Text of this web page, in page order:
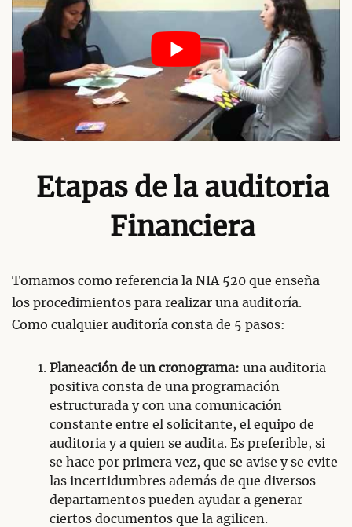
Etapas de la auditoria
Financiera
Tomamos como referencia la NIA 520 que enseña
los procedimientos para realizar una auditoría.
Como cualquier auditoría consta de 5 pasos:
Planeación de un cronograma: una auditoria
positiva consta de una programación
estructurada y con una comunicación
constante entre el solicitante, el equipo de
auditoria y a quien se audita. Es preferible, si
se hace por primera vez, que se avise y se evite
las incertidumbres además de que diversos
departamentos pueden ayudar a generar
ciertos documentos que la agilicen.